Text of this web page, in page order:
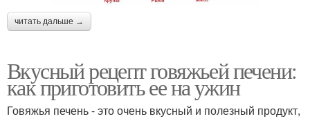
читать дальше →
Вкусный рецепт говяжьей печени:
как приготовить ее на ужин
Говяжья печень - это очень вкусный и полезный продукт,